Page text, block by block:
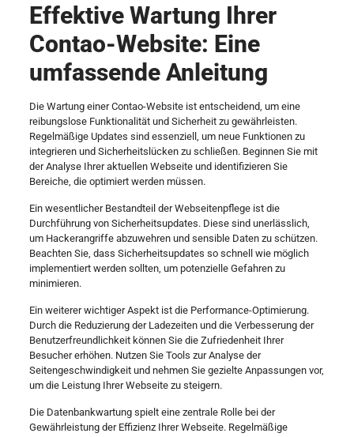
Effektive Wartung Ihrer
Contao-Website: Eine
umfassende Anleitung
Die Wartung einer Contao-Website ist entscheidend, um eine
reibungslose Funktionalität und Sicherheit zu gewährleisten.
Regelmäßige Updates sind essenziell, um neue Funktionen zu
integrieren und Sicherheitslücken zu schließen. Beginnen Sie mit
der Analyse Ihrer aktuellen Webseite und identifizieren Sie
Bereiche, die optimiert werden müssen.
Ein wesentlicher Bestandteil der Webseitenpflege ist die
Durchführung von Sicherheitsupdates. Diese sind unerlässlich,
um Hackerangriffe abzuwehren und sensible Daten zu schützen.
Beachten Sie, dass Sicherheitsupdates so schnell wie möglich
implementiert werden sollten, um potenzielle Gefahren zu
minimieren.
Ein weiterer wichtiger Aspekt ist die Performance-Optimierung.
Durch die Reduzierung der Ladezeiten und die Verbesserung der
Benutzerfreundlichkeit können Sie die Zufriedenheit Ihrer
Besucher erhöhen. Nutzen Sie Tools zur Analyse der
Seitengeschwindigkeit und nehmen Sie gezielte Anpassungen vor,
um die Leistung Ihrer Webseite zu steigern.
Die Datenbankwartung spielt eine zentrale Rolle bei der
Gewährleistung der Effizienz Ihrer Webseite. Regelmäßige